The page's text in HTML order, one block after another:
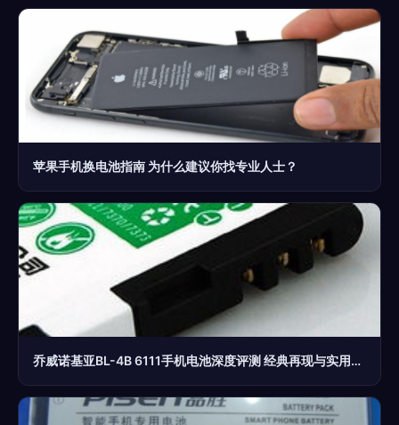
苹果手机换电池指南 为什么建议你找专业人士？
乔威诺基亚BL-4B 6111手机电池深度评测 经典再现与实用技巧指南